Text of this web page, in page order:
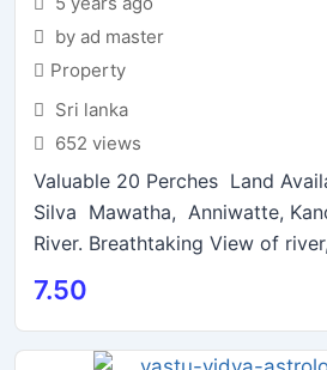
by ad master
Property
Sri lanka
652 views
Valuable 20 Perches Land
Silva Mawatha, Anniwatte,
River. Breathtaking View of
7.50